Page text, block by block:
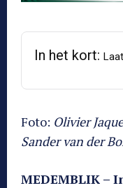
In het kort:
Foto: Olivier
Sander van der
MEDEMBLIK –